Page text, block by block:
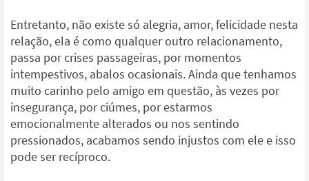
Entretanto, não existe só alegria, amor, felicidade nesta
relação, ela é como qualquer outro relacionamento,
passa por crises passageiras, por momentos
intempestivos, abalos ocasionais. Ainda que tenhamos
muito carinho pelo amigo em questão, às vezes por
insegurança, por ciúmes, por estarmos
emocionalmente alterados ou nos sentindo
pressionados, acabamos sendo injustos com ele e isso
pode ser recíproco.